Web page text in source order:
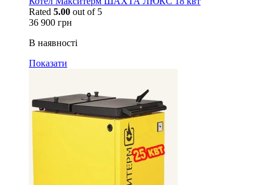
Rated 5.00 out of 5
36 900 грн
В наявності
Показати